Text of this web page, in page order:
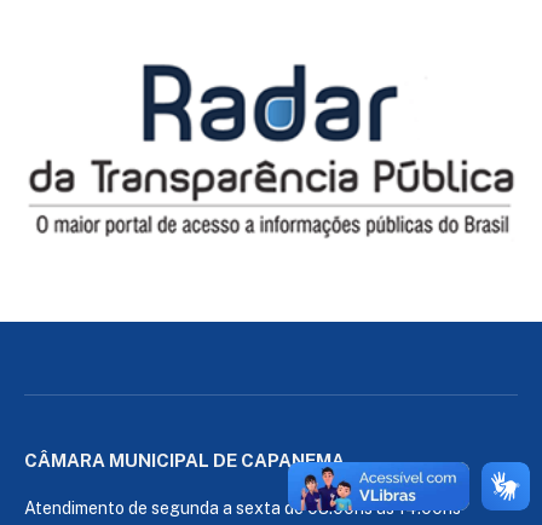
CÂMARA MUNICIPAL DE CAPANEMA
Atendimento de segunda a sexta de 08:00hs às 14:00hs